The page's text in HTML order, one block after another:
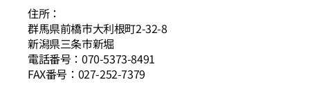
住所：
群馬県前橋市大利根町2-32-8
新潟県三条市新堀
電話番号：070-5373-8491
FAX番号：027-252-7379